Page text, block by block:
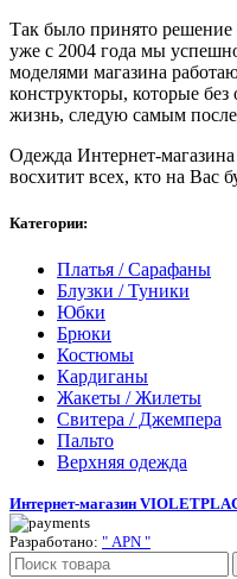
Так было принято
уже с 2004 года мы
моделями магазина
конструкторы, которые
жизнь, следую самым
Одежда Интернет-
восхитит всех, кто на Вас
Категории:
Платья / Сарафаны
Блузки / Туники
Юбки
Брюки
Костюмы
Кардиганы
Жакеты / Жилеты
Свитера / Джемпера
Пальто
Верхняя одежда
Интернет-магазин
Разработано: " APN "